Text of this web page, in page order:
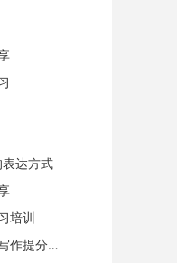
表达方式
培训
分技巧